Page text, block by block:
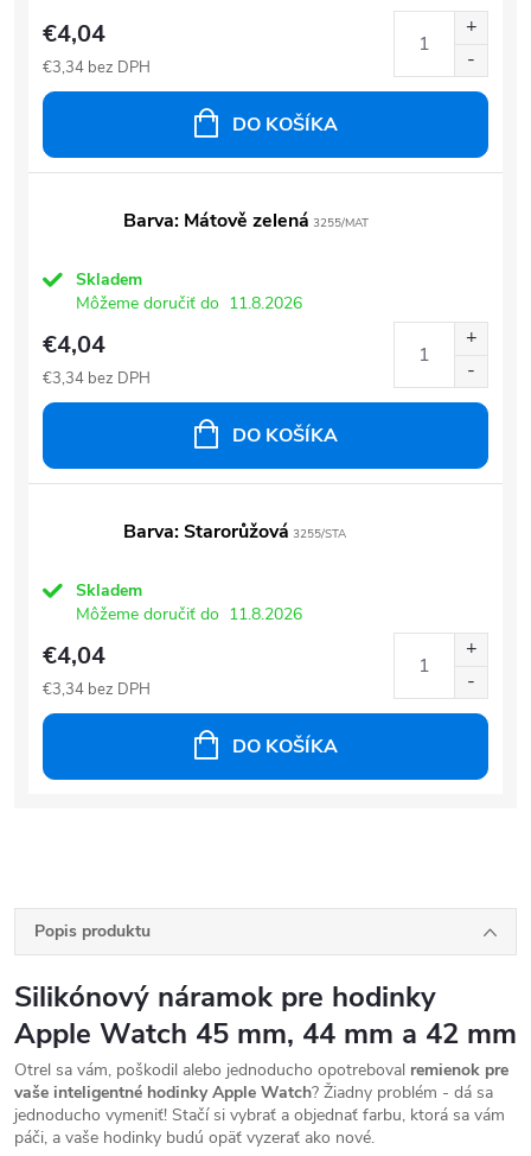
€4,04
€3,34 bez DPH
DO KOŠÍKA
Barva: Mátově zelená 3255/MAT
Skladem
Môžeme doručiť do 11.8.2026
€4,04
€3,34 bez DPH
DO KOŠÍKA
Barva: Starorůžová 3255/STA
Skladem
Môžeme doručiť do 11.8.2026
€4,04
€3,34 bez DPH
DO KOŠÍKA
Popis produktu
Silikónový náramok pre hodinky
Apple Watch 45 mm, 44 mm a 42 mm
Otrel sa vám, poškodil alebo jednoducho opotreboval remienok pre
vaše inteligentné hodinky Apple Watch? Žiadny problém - dá sa
jednoducho vymeniť! Stačí si vybrať a objednať farbu, ktorá sa vám
páči, a vaše hodinky budú opäť vyzerať ako nové.